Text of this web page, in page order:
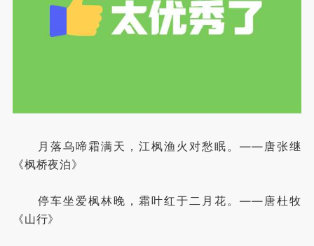
月落乌啼霜满天，江枫渔火对愁眠。——唐张继
《枫桥夜泊》
停车坐爱枫林晚，霜叶红于二月花。——唐杜牧
《山行》